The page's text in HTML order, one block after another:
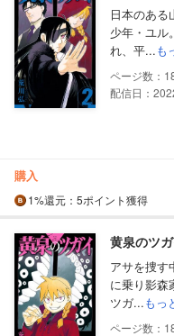
日本のある
少年・ユル
れ、平...も
配信日：
購入
1%還元 ：5ポイント獲得
黄泉のツ
アサを捜す
に乗り影森
ツガ...もっ